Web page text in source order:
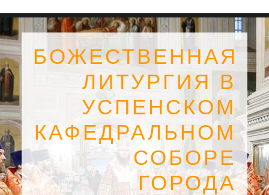
БОЖЕСТВЕННАЯ
ЛИТУРГИЯ В
УСПЕНСКОМ
КАФЕДРАЛЬНОМ
СОБОРЕ
ГОРОДА